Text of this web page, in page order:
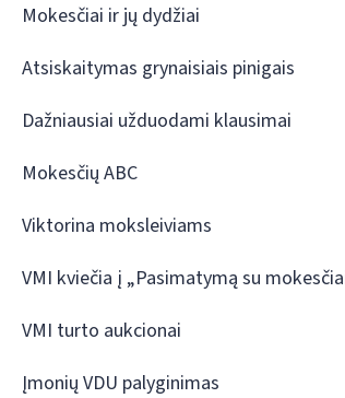
Mokesčiai ir jų dydžiai
Atsiskaitymas grynaisiais pinigais
Dažniausiai užduodami klausimai
Mokesčių ABC
Viktorina moksleiviams
VMI kviečia į „Pasimatymą su
VMI turto aukcionai
Įmonių VDU palyginimas